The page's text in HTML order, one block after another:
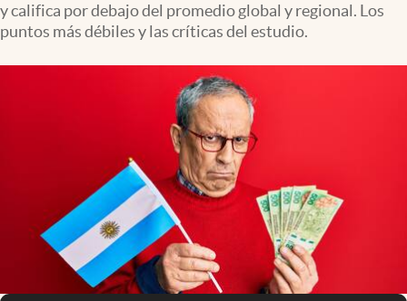
Infotechnology
El Cronista Studio
Mediakit
abre en nueva pestaña
Argentina
y califica por debajo del promedio global y regional. Los
puntos más débiles y las críticas del estudio.